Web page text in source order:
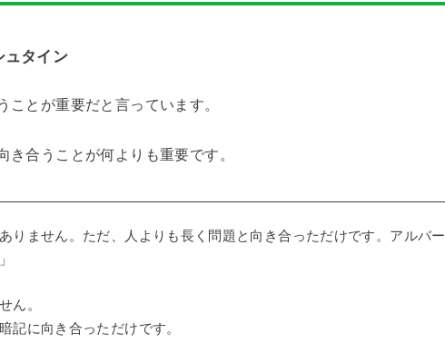
ュタイン
ことが重要だと言っています。
き合うことが何よりも重要です。
りません。ただ、人よりも長く問題と向き合っただけです。アルバー
ん。
記に向き合っただけです。